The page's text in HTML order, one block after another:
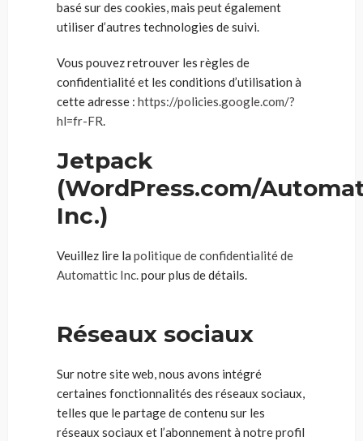
basé sur des cookies, mais peut également
utiliser d’autres technologies de suivi.
Vous pouvez retrouver les règles de
confidentialité et les conditions d’utilisation à
cette adresse : https://policies.google.com/?
hl=fr-FR.
Jetpack
(WordPress.com/
Inc.)
Veuillez lire la politique de confidentialité de
Automattic Inc.pour plus de détails.
Réseaux sociaux
Sur notre site web, nous avons intégré
certaines fonctionnalités des réseaux sociaux,
telles que le partage de contenu sur les
réseaux sociaux et l’abonnement à notre profil